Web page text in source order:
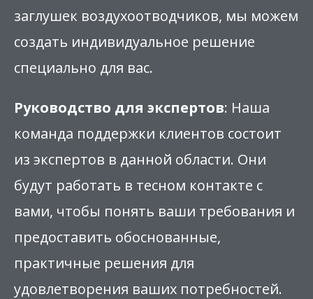
заглушек воздухоотводчиков, мы можем
создать индивидуальное решение
специально для вас.
Руководство для экспертов: Наша
команда поддержки клиентов состоит
из экспертов в данной области. Они
будут работать в тесном контакте с
вами, чтобы понять ваши требования и
предоставить обоснованные,
практичные решения для
удовлетворения ваших потребностей.